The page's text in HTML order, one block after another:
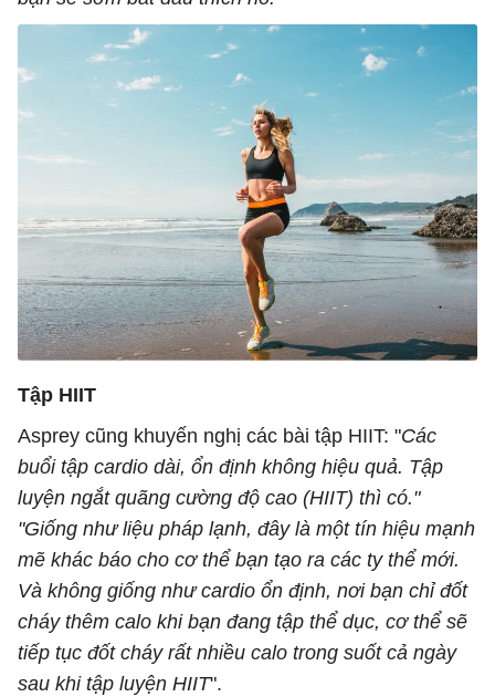
Tập HIIT
Asprey cũng khuyến nghị các bài tập HIIT: "Các
buổi tập cardio dài, ổn định không hiệu quả. Tập
luyện ngắt quãng cường độ cao (HIIT) thì có."
"Giống như liệu pháp lạnh, đây là một tín hiệu mạnh
mẽ khác báo cho cơ thể bạn tạo ra các ty thể mới.
Và không giống như cardio ổn định, nơi bạn chỉ đốt
cháy thêm calo khi bạn đang tập thể dục, cơ thể sẽ
tiếp tục đốt cháy rất nhiều calo trong suốt cả ngày
sau khi tập luyện HIIT".